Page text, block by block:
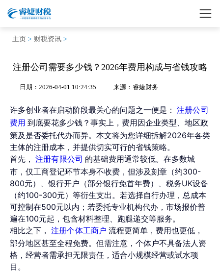
主页 > 财税资讯 >
注册公司需要多少钱？2026年费用构成与省钱攻略
日期：2026-04-01 10:24:35 来源：睿婕财务
许多创业者在启动阶段最关心的问题之一便是：
注册公司
费用 到底要花多少钱？事实上，费用因企业类型、地区政
策及是否委托代办而异。本文将为您详细拆解2026年各类
主体的注册成本，并提供切实可行的省钱策略。
首先，
注册有限公司 的基础费用通常较低。在多数城
市，仅工商登记环节本身不收费，但涉及刻章（约300-
800元）、银行开户（部分银行免首年费）、税务UK设备
（约100-300元）等衍生支出。若选择自行办理，总成本
可控制在500元以内；若委托专业机构代办，市场报价普
遍在100元起，包含材料整理、跑腿递交等服务。
相比之下，
注册个体工商户 流程更简单，费用也更低，
部分地区甚至全程免费。但需注意，个体户不具备法人资
格，经营者需承担无限责任，适合小规模经营或试水项
目。